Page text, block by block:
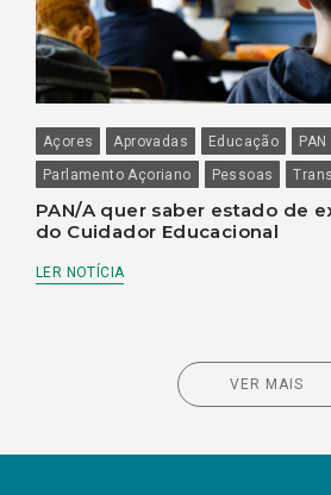
Açores Aprovadas Educação
PAN
Parlamento Açoriano
Pessoas
PAN/A quer saber estado de
do Cuidador Educacional
LER NOTÍCIA
VER MAIS